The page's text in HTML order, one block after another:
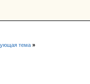
тема »